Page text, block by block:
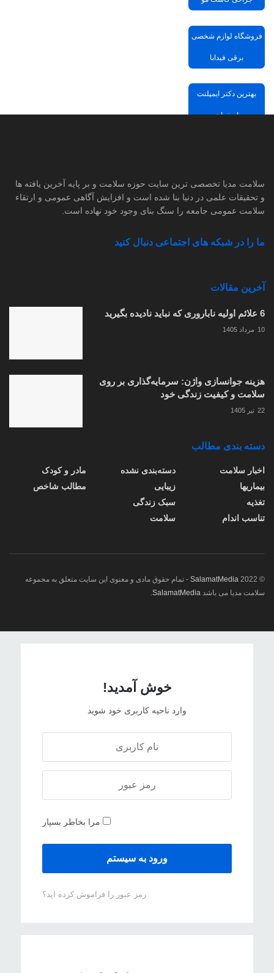
فروشگاه لوازم شخصی
برقی فیدابا
بهترین دکتر ایمپلنت
اصفهان
سلامت مدیا تخصصی ترین سایت حوزه سلامت و بر پایه آخرین یافته ها
و تحقیقات علمی در دنیا بنا شده است و افزایش آگاهی عمومی و ارتقاء
سلامت عمومی جامعه را سنگ بنای وجود خود نهاده است.
ما را در شبکه های اجتماعی دنبال کنید
آخرین مقالات
6 علائم اولیه ناباروری که نباید نادیده بگیرید
10 مرداد 1405
هزینه جوانسازی واژن: سرمایه‌گذاری بر روی
سلامت و کیفیت زندگی خود
22 تیر 1405
دسته بندی مطالب
اخبار سلامت
بیماریها
تغذیه
تناسب اندام
دسته‌بندی نشده
زیبایی
سبک زندگی
سلامت
مادر و کودک
مطالب شاخص
© 2022
SalamatMedia - تمام حقوق مادی و معنوی این سایت متعلق به مجموعه
سلامت مدیا می باشد SalamatMedia
.
خوش آمدید!
وارد ناحیه کاربری خود شوید
مرا بخاطر بسپار
رمز عبور را فراموش کرده اید؟